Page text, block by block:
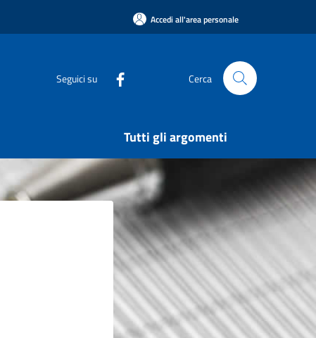
Accedi all'area personale
Seguici su Cerca
Tutti gli argomenti